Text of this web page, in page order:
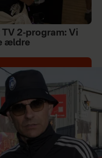
2-program: Vi
ældre